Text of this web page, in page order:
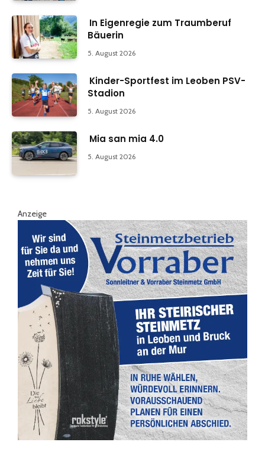
In Eigenregie zum Traumberuf
Bäuerin
5. August 2026
Kinder-Sportfest im Leoben PSV-
Stadion
5. August 2026
Mia san mia 4.0
5. August 2026
Anzeige